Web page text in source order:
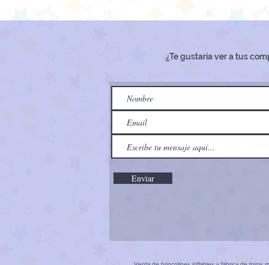
¿Te gustaría ver a tus
Enviar